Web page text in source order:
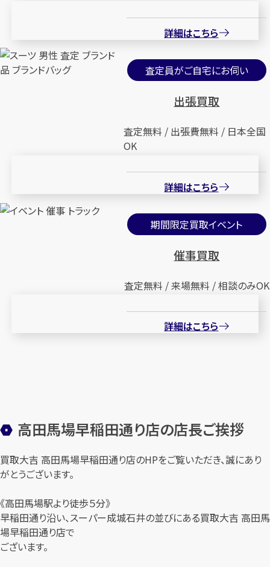
詳細はこちら
査定員がご自宅にお伺い
出張買取
査定無料 / 出張費無料 / 日本全国
OK
詳細はこちら
期間限定買取イベント
催事買取
査定無料 / 来場無料 / 相談のみOK
詳細はこちら
高田馬場早稲田通り店の店長ご挨拶
買取大吉 高田馬場早稲田通り店のHPをご覧いただき、誠にあり
がとうございます。
《高田馬場駅より徒歩５分》
早稲田通り沿い、スーパー成城石井の並びにある買取大吉 高田馬
場早稲田通り店で
ございます。